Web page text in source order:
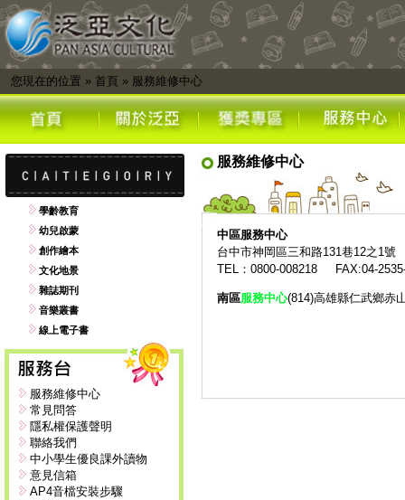
您現在的位置 » 首頁 » 服務維修中心
學齡教育
幼兒啟蒙
創作繪本
文化地景
雜誌期刊
音樂叢書
線上電子書
服務維修中心
常見問答
隱私權保護聲明
聯絡我們
中小學生優良課外讀物
意見信箱
AP4音檔安裝步驟
服務維修中心
中區服務中心
台中市神岡區三和路131巷12之1號
TEL：0800-008218 FAX:04-
南區服務中心(814)高雄縣仁武鄉赤